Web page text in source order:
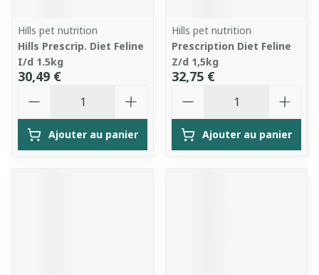
Hills pet nutrition
Hills Prescrip. Diet Feline
I/d 1.5kg
30,49 €
Ajouter au panier
Hills pet nutrition
Prescription Diet Feline
Z/d 1,5kg
32,75 €
Ajouter au panier